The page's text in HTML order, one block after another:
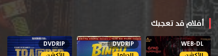
أفلام قد تعجبك
WEB-DL
DVDRIP
DVDRIP